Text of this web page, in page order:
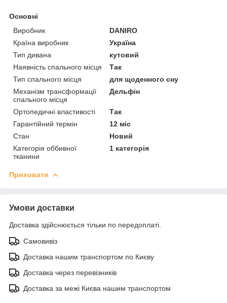
Основні
Виробник
DANIRO
Країна виробник
Україна
Тип дивана
кутовий
Наявність спального місця
Так
Тип спального місця
для щоденного сну
Механізм трансформації
спального місця
Дельфін
Ортопедичні властивості
Так
Гарантійний термін
12 міс
Стан
Новий
Категорія оббивної
тканини
1 категорія
Приховати
Умови доставки
Доставка здійснюється тільки по передоплаті.
Самовивіз
Доставка нашим транспортом по Києву
Доставка через перевізників
Доставка за межі Києва нашим транспортом